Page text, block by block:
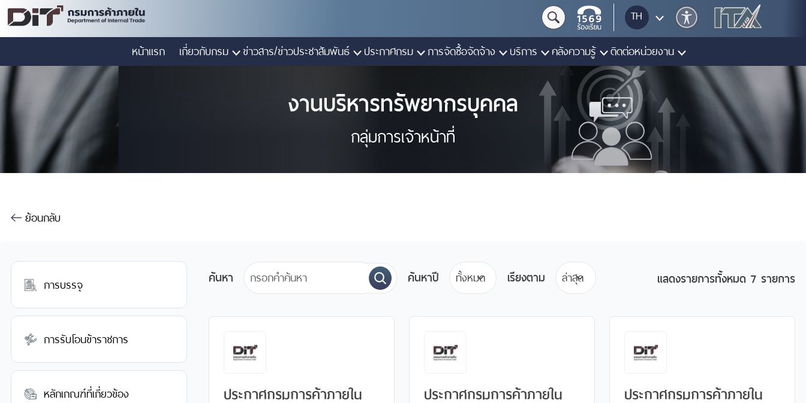
TH
หน้าแรก
เกี่ยวกับกรม ข่าวสาร/ข่าวประชาสัมพันธ์ ประกาศกรม การจัดซื้อจัดจ้าง บริการ คลังความรู้ ติดต่อหน่วยงาน
งานบริหารทรัพยากรบุคคล
กลุ่มการเจ้าหน้าที่
ย้อนกลับ
การบรรจุ
การรับโอนข้าราชการ
หลักเกณฑ์ที่เกี่ยวข้อง
ค้นหา ค้นหาปี เรียงตาม แสดงรายการทั้งหมด 7 รายการ
ประกาศกรมการค้าภายใน
ประกาศกรมการค้าภายใน
ประกาศกรมการค้าภายใน